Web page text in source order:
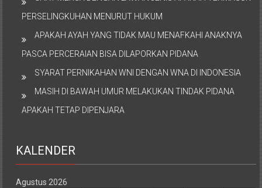
PERSELINGKUHAN MENURUT HUKUM
APAKAH AYAH YANG TIDAK MAU MENAFKAHI ANAKNYA
PASCA PERCERAIAN BISA DILAPORKAN PIDANA
SYARAT PERNIKAHAN WNI DENGAN WNA DI INDONESIA
MASIH DI BAWAH UMUR MELAKUKAN TINDAK PIDANA
APAKAH TETAP DIPENJARA
KALENDER
Agustus 2026